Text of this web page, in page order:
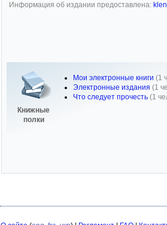
Информация об издании предоставлена:
Книжные
полки
Мои электронные книги (1
Электронные издания (1
Что следует прочесть (1